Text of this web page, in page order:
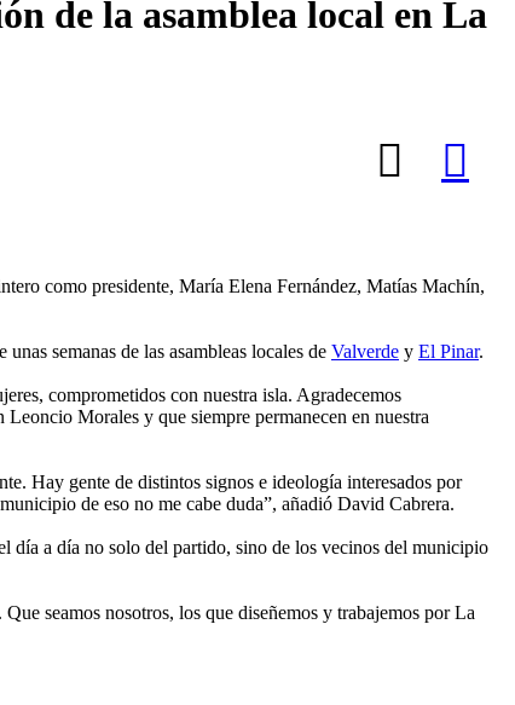
de la asamblea local en La
como presidente, María Elena Fernández, Matías Machín,
semanas de las asambleas locales de Valverde y El Pinar.
comprometidos con nuestra isla. Agradecemos
Morales y que siempre permanecen en nuestra
Hay gente de distintos signos e ideología interesados por
de eso no me cabe duda”, añadió David Cabrera.
día a día no solo del partido, sino de los vecinos del municipio
seamos nosotros, los que diseñemos y trabajemos por La